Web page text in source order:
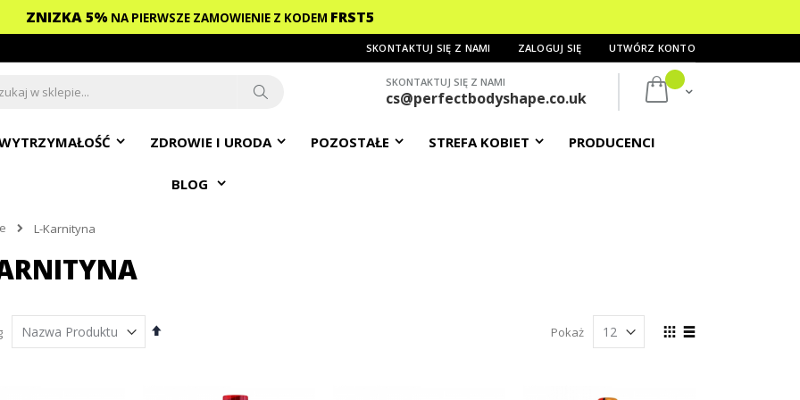
ZNIZKA 5% NA PIERWSZE ZAMOWIENIE Z KODEM FRST5
SKONTAKTUJ SIĘ Z NAMI ZALOGUJ SIĘ UTWÓRZ KONTO
Mój koszyk
SKONTAKTUJ SIĘ Z NAMI
cs@perfectbodyshape.co.uk
ZDROWIE I URODA POZOSTAŁE STREFA KOBIET PRODUCENCI
BLOG
L-Karnityna
Ustaw
Zobacz
Pokaż